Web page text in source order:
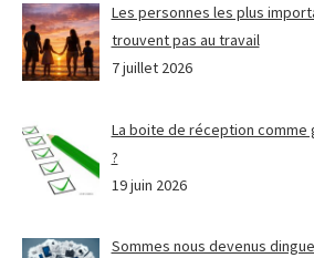
Les personnes les plus
trouvent pas au travail
7 juillet 2026
La boite de réception comme
?
19 juin 2026
Sommes nous devenus